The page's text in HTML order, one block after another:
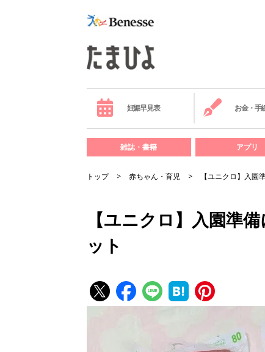
妊娠早見表 お金・手
雑誌・書籍 アプリ
トップ 赤ちゃん・育児 【ユニクロ】入園
【ユニクロ】入園準
ット